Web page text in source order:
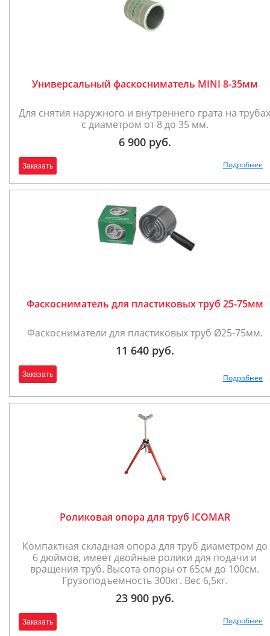
Универсальный фаскосниматель MINI 8-35мм
Для снятия наружного и внутреннего грата на трубах
с диаметром от 8 до 35 мм.
6 900 руб.
Заказать Подробнее
Фаскосниматель для пластиковых труб 25-75мм
Фаскосниматели для пластиковых труб Ø25-75мм.
11 640 руб.
Заказать Подробнее
Роликовая опора для труб ICOMAR
Компактная складная опора для труб диаметром до
6 дюймов, имеет двойные ролики для подачи и
вращения труб. Высота опоры от 65см до 100см.
Грузоподъемность 300кг. Вес 6,5кг.
23 900 руб.
Заказать Подробнее